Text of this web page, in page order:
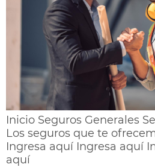
Inicio Seguros Generales
Los seguros que te
Ingresa aquí Ingresa aquí
aquí